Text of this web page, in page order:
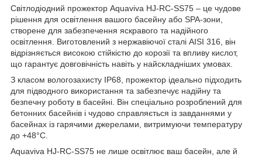
Світлодіодний прожектор Aquaviva HJ-RC-SS75 – це чудове
рішення для освітлення вашого басейну або SPA-зони,
створене для забезпечення яскравого та надійного
освітлення. Виготовлений з нержавіючої сталі AISI 316, він
відрізняється високою стійкістю до корозії та впливу кислот,
що гарантує довговічність навіть у найскладніших умовах.
З класом вологозахисту IP68, прожектор ідеально підходить
для підводного використання та забезпечує надійну та
безпечну роботу в басейні. Він спеціально розроблений для
бетонних басейнів і чудово справляється із завданнями у
басейнах із гарячими джерелами, витримуючи температуру
до +48°С.
Aquaviva HJ-RC-SS75 не лише освітлює ваш басейн, але й